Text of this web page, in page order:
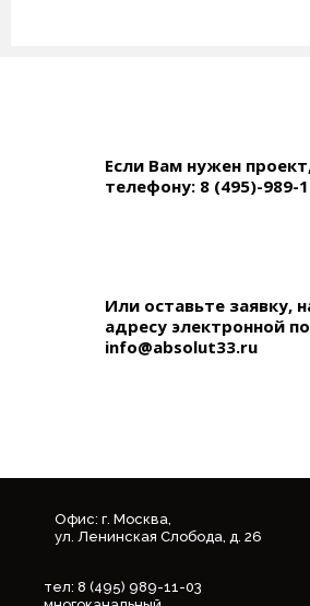
Если Вам нужен
телефону: 8 (495)-989-
Или оставьте заявку,
адресу электронной
info@absolut33.ru
Офис: г. Москва,
ул. Ленинская Слобода, д. 26
тел: 8 (495) 989-11-03